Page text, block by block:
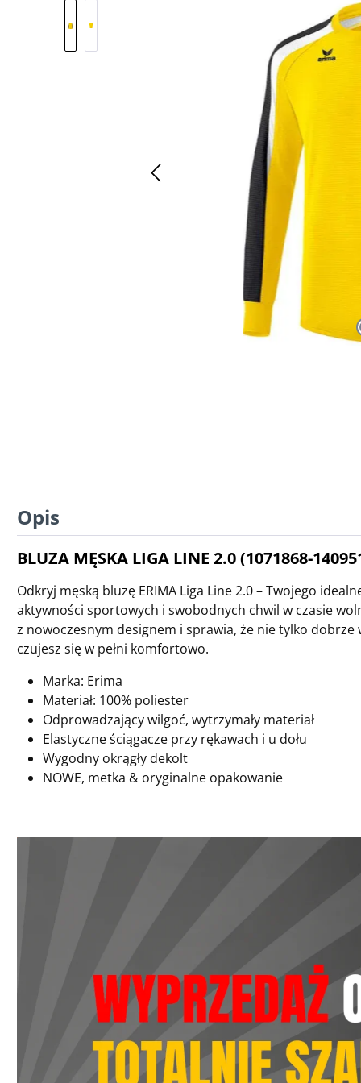
Opis
BLUZA MĘSKA LIGA LINE 2.0 (1071868-
Odkryj męską bluzę ERIMA Liga Line 2.0 – Twojego
aktywności sportowych i swobodnych chwil w czasie
z nowoczesnym designem i sprawia, że nie tylko dobrze
czujesz się w pełni komfortowo.
Marka: Erima
Materiał: 100% poliester
Odprowadzający wilgoć, wytrzymały materiał
Elastyczne ściągacze przy rękawach i u dołu
Wygodny okrągły dekolt
NOWE, metka & oryginalne opakowanie